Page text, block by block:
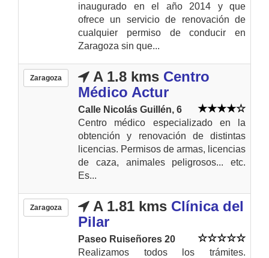
inaugurado en el año 2014 y que
ofrece un servicio de renovación de
cualquier permiso de conducir en
Zaragoza sin que...
Zaragoza A 1.8 kms Centro
Médico Actur
Calle Nicolás Guillén, 6
Centro médico especializado en la
obtención y renovación de distintas
licencias. Permisos de armas, licencias
de caza, animales peligrosos... etc.
Es...
Zaragoza A 1.81 kms Clínica del
Pilar
Paseo Ruiseñores 20
Realizamos todos los trámites.